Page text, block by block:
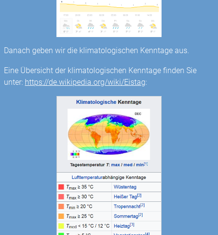
Danach geben wir die klimatologischen Kenntage aus.
Eine Übersicht der klimatologischen Kenntage finden Sie
unter: https://de.wikipedia.org/wiki/Eistag: